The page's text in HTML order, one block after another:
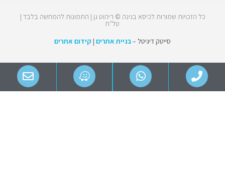
כל הזכויות שמורות לכיסא בגינה © ריהוט גן | התמונות להמחשה בלבד |
טל"ח
סייטק דיגיטל –בניית אתרים | קידום אתרים